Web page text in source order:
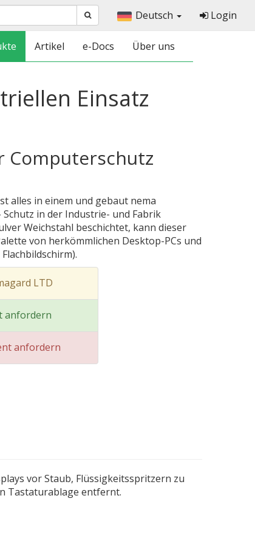
Deutsch Login
Artikel e-Docs Über uns
Einsatz
Computerschutz
alles in einem und gebaut nema
in der Industrie- und Fabrik
Weichstahl beschichtet, kann dieser
von herkömmlichen Desktop-PCs und
LTD
anfordern
anfordern
vor Staub, Flüssigkeitsspritzern zu
Tastaturablage entfernt.